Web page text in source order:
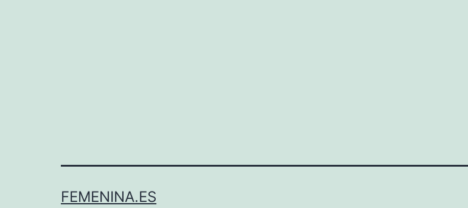
FEMENINA.ES